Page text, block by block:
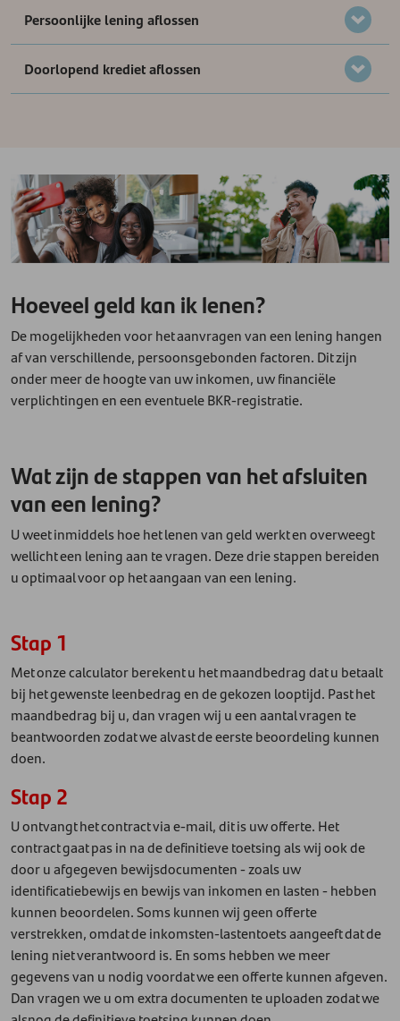
Persoonlijke lening aflossen
Doorlopend krediet aflossen
Hoeveel geld kan ik lenen?
De mogelijkheden voor het aanvragen van een lening hangen
af van verschillende, persoonsgebonden factoren. Dit zijn
onder meer de hoogte van uw inkomen, uw financiële
verplichtingen en een eventuele BKR-registratie.
Wat zijn de stappen van het afsluiten
van een lening?
U weet inmiddels hoe het lenen van geld werkt en overweegt
wellicht een lening aan te vragen. Deze drie stappen bereiden
u optimaal voor op het aangaan van een lening.
Stap 1
Met onze calculator berekent u het maandbedrag dat u betaalt
bij het gewenste leenbedrag en de gekozen looptijd. Past het
maandbedrag bij u, dan vragen wij u een aantal vragen te
beantwoorden zodat we alvast de eerste beoordeling kunnen
doen.
Stap 2
U ontvangt het contract via e-mail, dit is uw offerte. Het
contract gaat pas in na de definitieve toetsing als wij ook de
door u afgegeven bewijsdocumenten - zoals uw
identificatiebewijs en bewijs van inkomen en lasten - hebben
kunnen beoordelen. Soms kunnen wij geen offerte
verstrekken, omdat de inkomsten-lastentoets aangeeft dat de
lening niet verantwoord is. En soms hebben we meer
gegevens van u nodig voordat we een offerte kunnen afgeven.
Dan vragen we u om extra documenten te uploaden zodat we